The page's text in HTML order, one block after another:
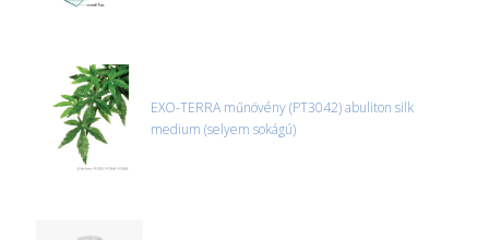
EXO-TERRA műnövény (PT3042) abuliton silk
medium (selyem sokágú)